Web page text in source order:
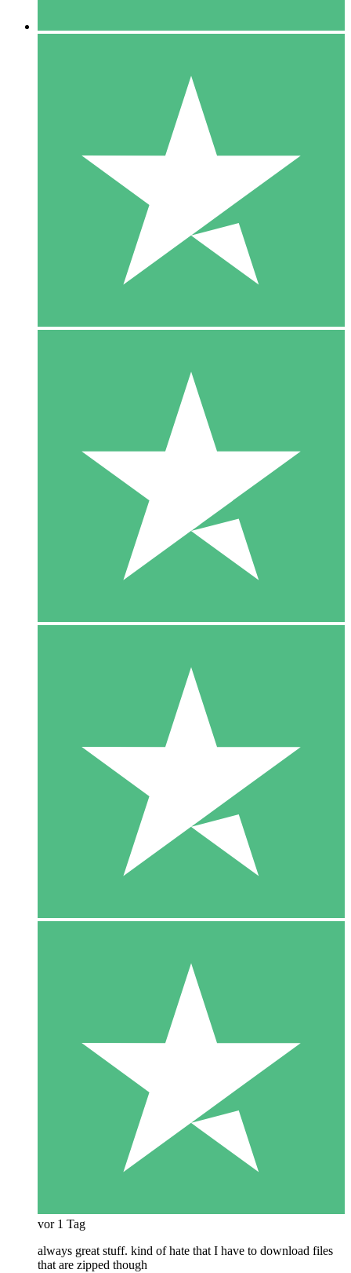
vor 1 Tag
always great stuff. kind of hate that I have to download files
that are zipped though